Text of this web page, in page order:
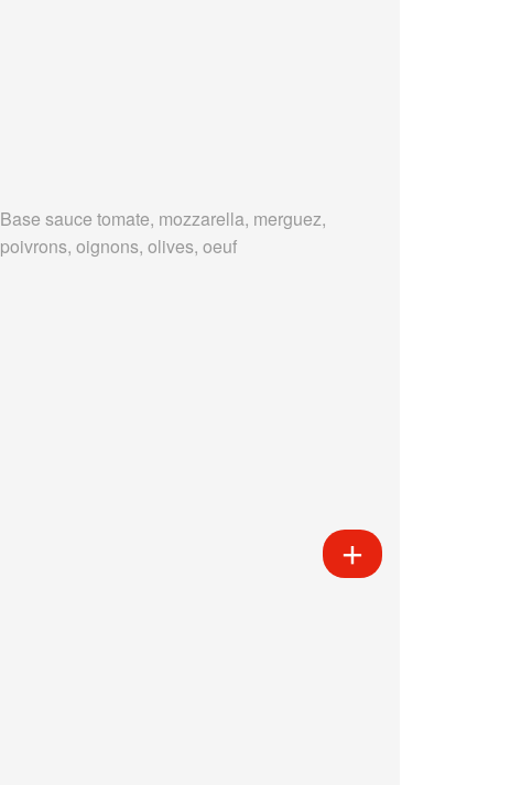
Base sauce tomate, mozzarella, merguez,
poivrons, oignons, olives, oeuf